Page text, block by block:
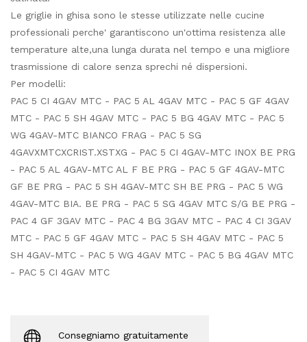
Le griglie in ghisa sono le stesse utilizzate nelle cucine
professionali perche' garantiscono un'ottima resistenza alle
temperature alte,una lunga durata nel tempo e una migliore
trasmissione di calore senza sprechi né dispersioni.
Per modelli:
PAC 5 CI 4GAV MTC - PAC 5 AL 4GAV MTC - PAC 5 GF 4GAV
MTC - PAC 5 SH 4GAV MTC - PAC 5 BG 4GAV MTC - PAC 5
WG 4GAV-MTC BIANCO FRAG - PAC 5 SG
4GAVXMTCXCRIST.XSTXG - PAC 5 CI 4GAV-MTC INOX BE PRG
- PAC 5 AL 4GAV-MTC AL F BE PRG - PAC 5 GF 4GAV-MTC
GF BE PRG - PAC 5 SH 4GAV-MTC SH BE PRG - PAC 5 WG
4GAV-MTC BIA. BE PRG - PAC 5 SG 4GAV MTC S/G BE PRG -
PAC 4 GF 3GAV MTC - PAC 4 BG 3GAV MTC - PAC 4 CI 3GAV
MTC - PAC 5 GF 4GAV MTC - PAC 5 SH 4GAV MTC - PAC 5
SH 4GAV-MTC - PAC 5 WG 4GAV MTC - PAC 5 BG 4GAV MTC
- PAC 5 CI 4GAV MTC
Consegniamo gratuitamente